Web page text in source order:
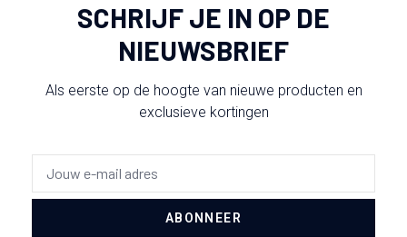
SCHRIJF JE IN OP DE
NIEUWSBRIEF
Als eerste op de hoogte van nieuwe producten en
exclusieve kortingen
ABONNEER